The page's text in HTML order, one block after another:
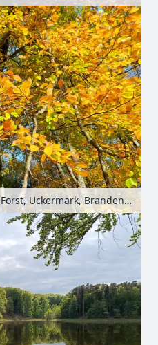
Buchenwald im Grumsiner Forst, Uckermark, Brandenburg, Deutschland